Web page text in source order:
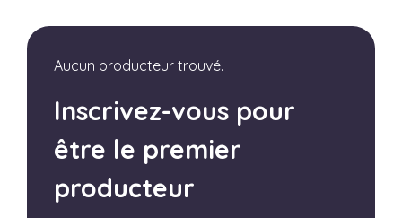
Aucun producteur trouvé.
Inscrivez-vous pour
être le premier
producteur